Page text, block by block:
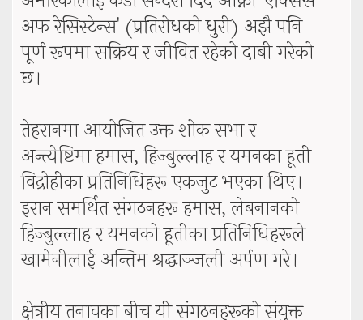
अफ रेसिस्टेन्स' (प्रतिरोधको धुरी) अझै पनि
पूर्ण रूपमा सक्रिय र जीवित रहेको दाबी गरेको
छ।
तेहरानमा आयोजित उक्त शोक सभा र
अन्त्येष्टिमा हमास, हिज्बुल्लाह र यमनका हूती
विद्रोहीका प्रतिनिधिहरू एकजुट भएका थिए।
इरान समर्थित संगठनहरू हमास, लेबनानको
हिज्बुल्लाह र यमनको हूतीका प्रतिनिधिहरूले
खामेनीलाई अन्तिम श्रद्धाञ्जली अर्पण गरे।
क्षेत्रीय तनावका बीच यी संगठनहरूको संयुक्त